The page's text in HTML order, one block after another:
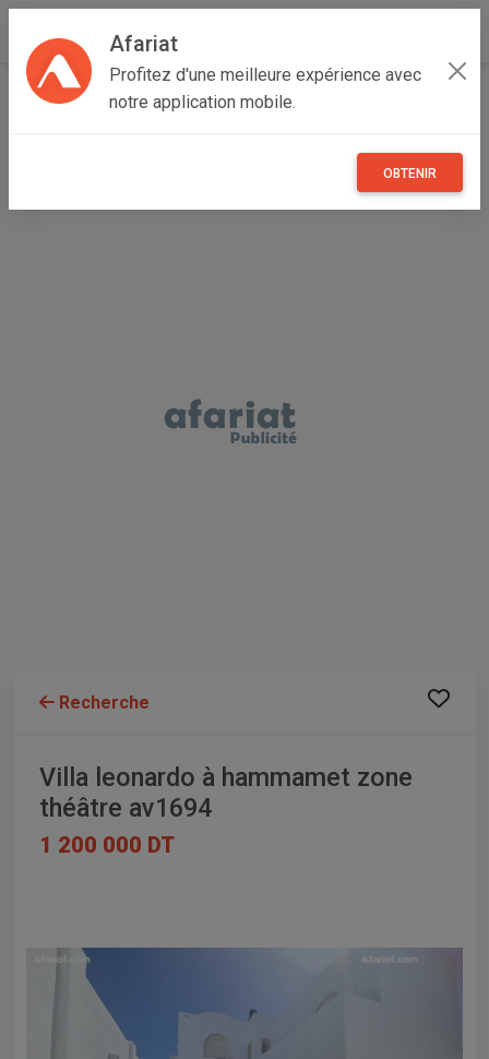
Afariat
Profitez d'une meilleure expérience avec
notre application mobile.
OBTENIR
Accueil Immobilier Cap bon - Sahel
VILLA LEONARDO à Hammamet Zone Théâtre AV1694
Recherche
Villa leonardo à hammamet zone
théâtre av1694
1 200 000 DT